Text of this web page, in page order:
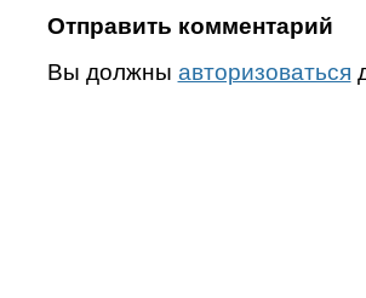
Отправить комментарий
Вы должны авторизоваться